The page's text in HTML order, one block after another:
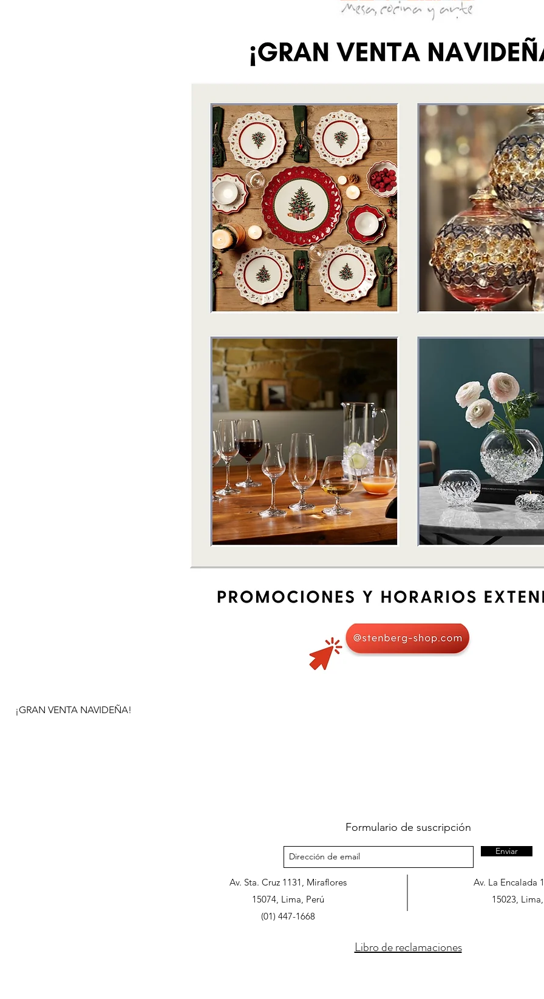
¡GRAN VENTA NAVIDEÑA!
Formulario de suscripción
Enviar
Av. Sta. Cruz 1131, Miraflores
15074, Lima, Perú
Av. La Encalada
15023,
(01) 447-1668
Libro de reclamaciones